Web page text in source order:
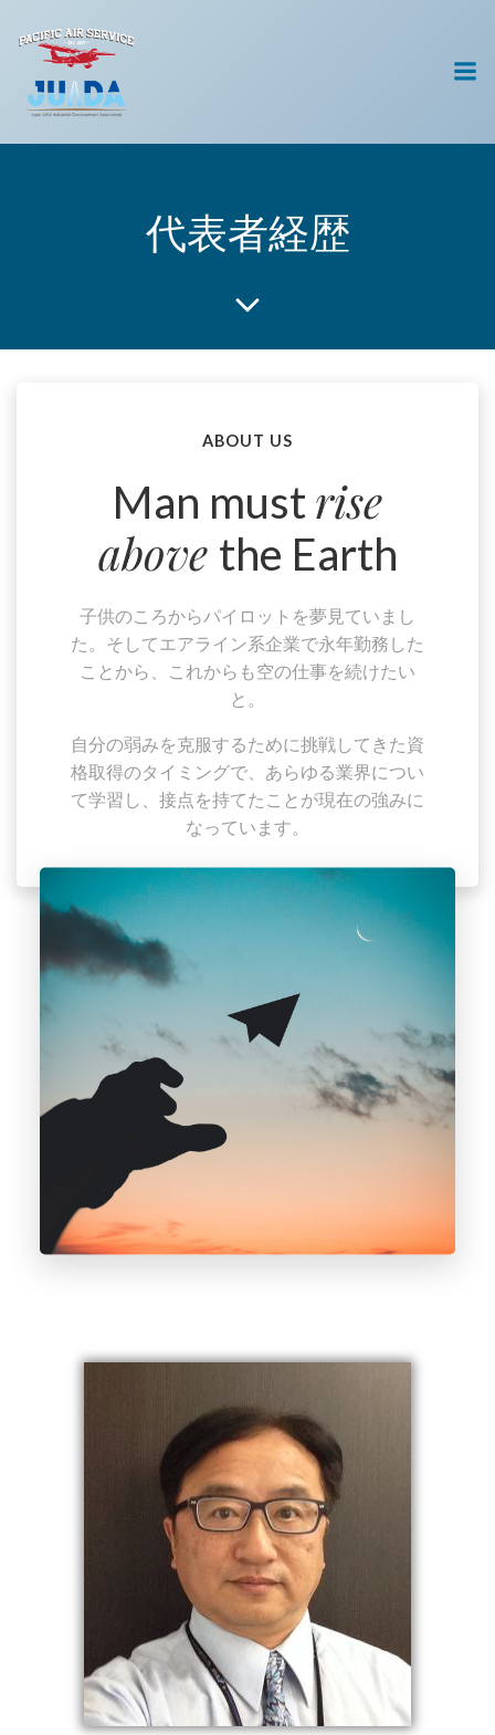
へ
ッ
プ
代表者経歴
ABOUT US
Man mustrise
above the Earth
子供のころからパイロットを夢見ていまし
た。そしてエアライン系企業で永年勤務した
ことから、これからも空の仕事を続けたい
と。
自分の弱みを克服するために挑戦してきた資
格取得のタイミングで、あらゆる業界につい
て学習し、接点を持てたことが現在の強みに
なっています。